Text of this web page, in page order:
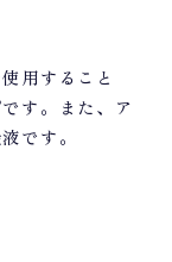
用すること
す。また、ア
です。